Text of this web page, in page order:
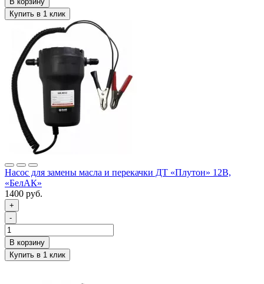
Насос для замены масла и перекачки ДТ «Плутон» 12В,
«БелАК»
1400 руб.
+
-